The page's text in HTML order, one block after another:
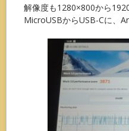
解像度も1280×800から
MicroUSBからUSB-Cに、